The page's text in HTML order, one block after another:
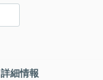
詳細情報